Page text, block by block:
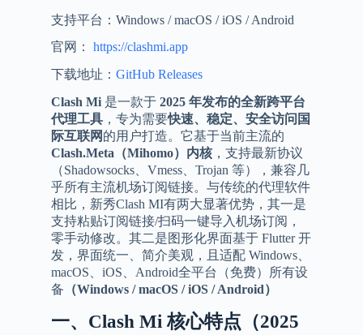
支持平台：Windows / macOS / iOS / Android
官网： https://clashmi.app
下载地址： GitHub Releases
Clash Mi 是一款于 2025 年发布的全新跨平台
代理工具，专为需要快速、稳定、安全访问国
际互联网 的用户打造。它基于当前主流的
Clash.Meta（Mihomo）内核，支持最新协议
（Shadowsocks、Vmess、Trojan 等），兼容几
乎所有主流机场订阅链接。与传统的代理软件
相比，新秀Clash MI有两大显著优势，其一是
支持粘贴订阅链接/扫码一键导入机场订阅，
零手动修改。其二是图形化界面基于 Flutter 开
发，界面统一、简介美观，且适配 Windows、
macOS、iOS、Android全平台（免费）所有设
备 （Windows / macOS / iOS / Android）
一、 Clash Mi 核心特点（2025